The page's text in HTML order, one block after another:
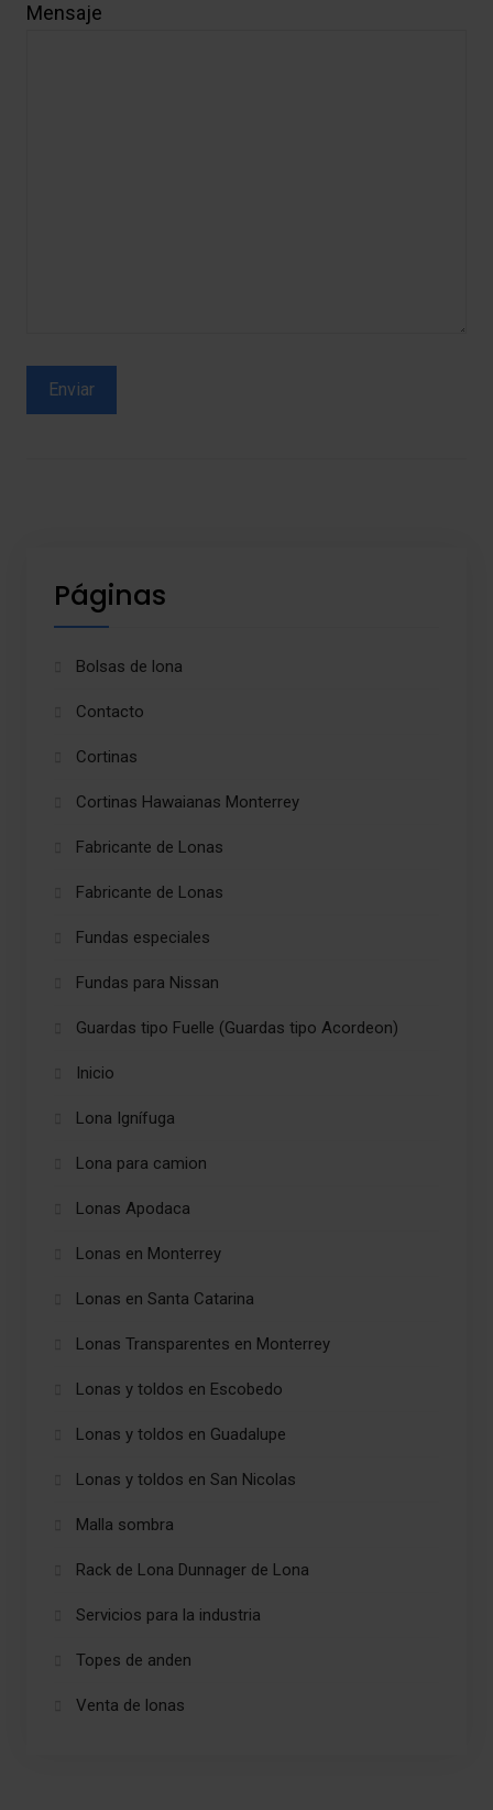
Mensaje
Páginas
Bolsas de lona
Contacto
Cortinas
Cortinas Hawaianas Monterrey
Fabricante de Lonas
Fabricante de Lonas
Fundas especiales
Fundas para Nissan
Guardas tipo Fuelle (Guardas tipo Acordeon)
Inicio
Lona Ignífuga
Lona para camion
Lonas Apodaca
Lonas en Monterrey
Lonas en Santa Catarina
Lonas Transparentes en Monterrey
Lonas y toldos en Escobedo
Lonas y toldos en Guadalupe
Lonas y toldos en San Nicolas
Malla sombra
Rack de Lona Dunnager de Lona
Servicios para la industria
Topes de anden
Venta de lonas